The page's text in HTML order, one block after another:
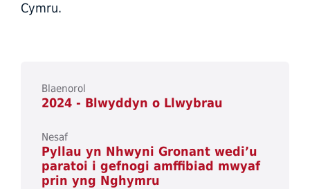
Cymru.
Blaenorol
2024 - Blwyddyn o Llwybrau
Nesaf
Pyllau yn Nhwyni Gronant wedi’u
paratoi i gefnogi amffibiad mwyaf
prin yng Nghymru